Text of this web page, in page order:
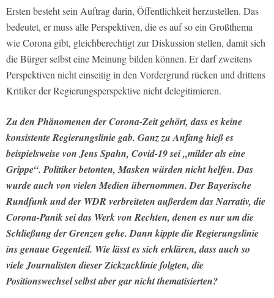
Ersten besteht sein Auftrag darin, Öffentlichkeit herzustellen. Das
bedeutet, er muss alle Perspektiven, die es auf so ein Großthema
wie Corona gibt, gleichberechtigt zur Diskussion stellen, damit sich
die Bürger selbst eine Meinung bilden können. Er darf zweitens
Perspektiven nicht einseitig in den Vordergrund rücken und drittens
Kritiker der Regierungsperspektive nicht delegitimieren.
Zu den Phänomenen der Corona-Zeit gehört, dass es keine
konsistente Regierungslinie gab. Ganz zu Anfang hieß es
beispielsweise von Jens Spahn, Covid-19 sei „milder als eine
Grippe“. Politiker betonten, Masken würden nicht helfen. Das
wurde auch von vielen Medien übernommen. Der Bayerische
Rundfunk und der WDR verbreiteten außerdem das Narrativ, die
Corona-Panik sei das Werk von Rechten, denen es nur um die
Schließung der Grenzen gehe. Dann kippte die Regierungslinie
ins genaue Gegenteil. Wie lässt es sich erklären, dass auch so
viele Journalisten dieser Zickzacklinie folgten, die
Positionswechsel selbst aber gar nicht thematisierten?